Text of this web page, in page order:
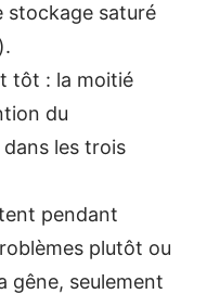
stockage saturé
tôt : la moitié
du
les trois
pendant
plutôt ou
gêne, seulement